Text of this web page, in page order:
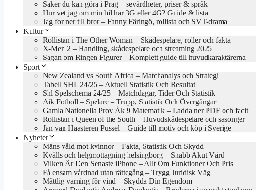
Saker du kan göra i Prag – sevärdheter, priser & språk
Hur vet jag om min bil har 3G eller 4G? Guide & lista
Jag for ner till bror – Fanny Färingö, rollista och SVT-drama
Kultur
Rollistan i The Other Woman – Skådespelare, roller och fakta
X-Men 2 – Handling, skådespelare och streaming 2025
Sagan om Ringen Figurer – Komplett guide till huvudkaraktärerna
Sport
New Zealand vs South Africa – Matchanalys och Strategi
Tabell SHL 24/25 – Aktuell Statistik Och Resultat
Shl Spelschema 24/25 – Matchdagar, Tider Och Statistik
Aik Fotboll – Spelare – Trupp, Statistik Och Övergångar
Gamla Nationella Prov Åk 9 Matematik – Ladda ner PDF och facit
Rollistan i Queen of the South – Huvudskådespelare och säsonger
Jan van Haasteren Pussel – Guide till motiv och köp i Sverige
Nyheter
Mäns våld mot kvinnor – Fakta, Statistik Och Skydd
Kvälls och helgmottagning helsingborg – Snabb Akut Vård
Vilken Är Den Senaste iPhone – Allt Om Funktioner Och Pris
Få ensam vårdnad utan rättegång – Trygg Juridisk Väg
Måttlig varning för vind – Skydda Din Egendom